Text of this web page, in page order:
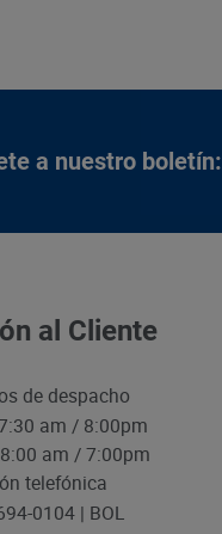
a nuestro boletín:
al Cliente
de despacho
am / 8:00pm
8:00 am / 7:00pm
telefónica
0104 | BOL